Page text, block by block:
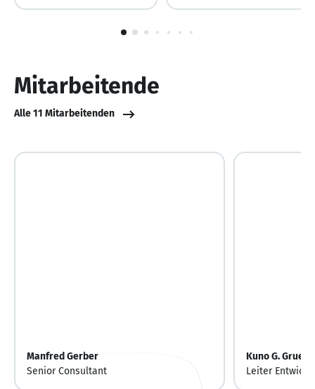
1
Mitarbeitende
Alle 11 Mitarbeitenden
Manfred Gerber
Senior Consultant
Kuno G. Gruen
Leiter